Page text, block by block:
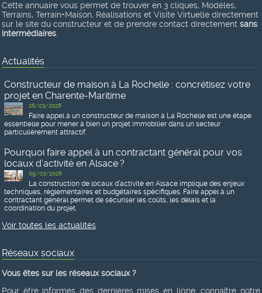
Cette annuaire vous permet de trouver en 3 cliques, Modèles,
Terrains, Terrain+Maison, Réalisations et Visite Virtuelle directement
sur le site du constructeur et de prendre contact directement sans
intermédiaires
Actualités
Constructeur de maison à La Rochelle : concrétisez votre
projet en Charente-Maritime
26/03/2026
Faire appel à un constructeur de maison à La Rochelle est une étape
essentielle pour mener à bien un projet immobilier dans un secteur
particulièrement attractif.
Pourquoi faire appel à un contractant général pour vos
locaux d’activité en Alsace ?
09/03/2026
La construction de locaux d’activité en Alsace implique des enjeux
techniques, réglementaires et budgétaires spécifiques. Faire appel à un
contractant général permet de sécuriser les coûts, les délais et la
coordination du projet.
Voir toutes les actualités
Réseaux sociaux
Vous êtes sur les réseaux sociaux ?
Pour être informés des dernières mises en ligne, connaître notre